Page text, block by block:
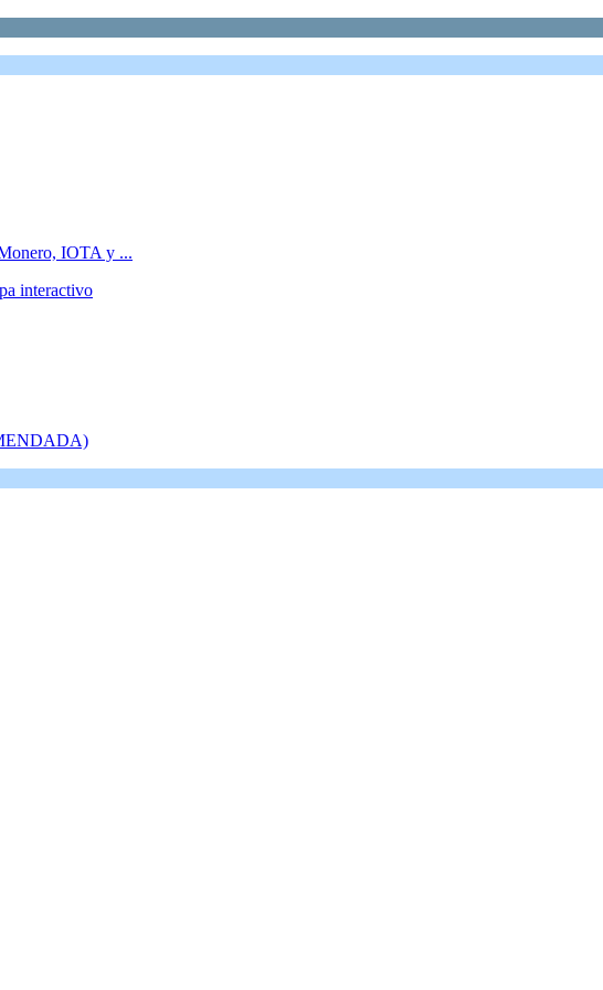
IOTA y ...
interactivo